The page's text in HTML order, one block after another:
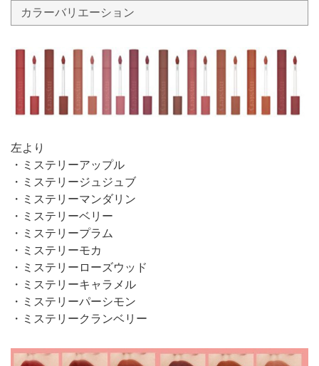
カラーバリエーション
左より
・ミステリーアップル
・ミステリージュジュブ
・ミステリーマンダリン
・ミステリーベリー
・ミステリープラム
・ミステリーモカ
・ミステリーローズウッド
・ミステリーキャラメル
・ミステリーパーシモン
・ミステリークランベリー